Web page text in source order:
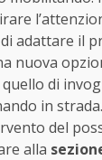
adattare il
nuova
quello di
in
del
alla